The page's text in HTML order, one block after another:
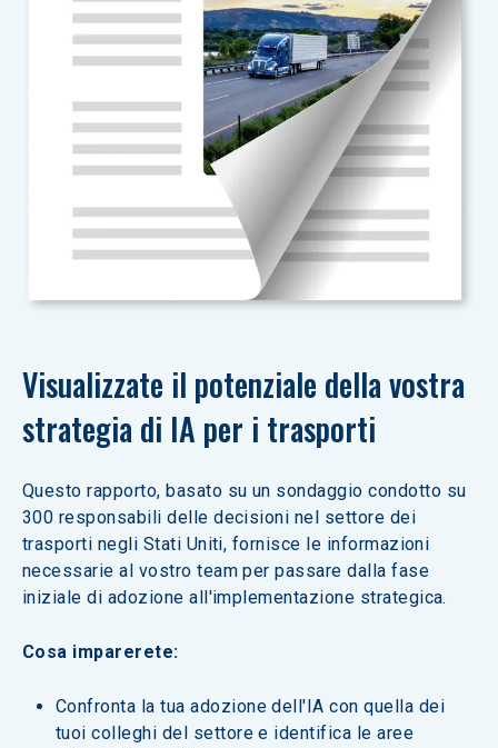
Visualizzate il potenziale della vostra
strategia di IA per i trasporti
Questo rapporto, basato su un sondaggio condotto su
300 responsabili delle decisioni nel settore dei
trasporti negli Stati Uniti, fornisce le informazioni
necessarie al vostro team per passare dalla fase
iniziale di adozione all'implementazione strategica.
Cosa imparerete:
Confronta la tua adozione dell'IA con quella dei
tuoi colleghi del settore e identifica le aree